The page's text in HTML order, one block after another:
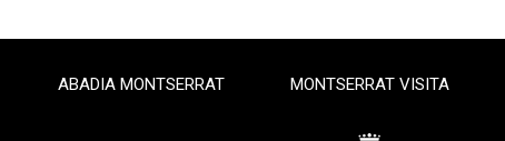
ABADIA MONTSERRAT MONTSERRAT VISITA